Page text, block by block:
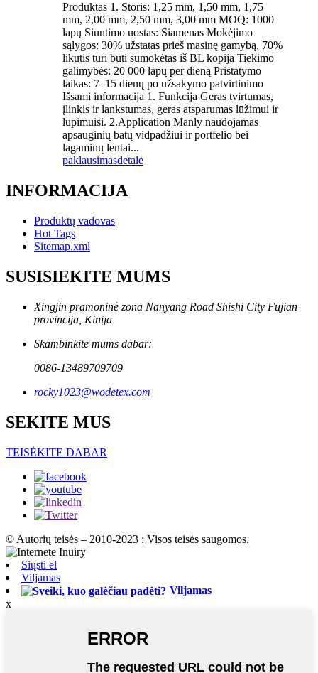
Produktas 1. Storis: 1,25 mm, 1,50 mm, 1,75
mm, 2,00 mm, 2,50 mm, 3,00 mm MOQ: 1000
lapų Siuntimo uostas: Siamenas Mokėjimo
sąlygos: 30% užstatas prieš masinę gamybą, 70%
likutis turi būti sumokėtas iš BL kopija Tiekimo
galimybės: 20 000 lapų per dieną Pristatymo
laikas: 7–15 dienų po užsakymo patvirtinimo
Išsami informacija 1. Funkcija Geras tvirtumas,
įlinkis ir lankstumas, geras atsparumas lūžimui ir
lupimuisi. 2.Application Manly naudojamas
apsauginių batų vidpadžiui ir portfelio bei
lagaminų lentai...
paklausimasdetalė
INFORMACIJA
Produktų vadovas
Hot Tags
Sitemap.xml
SUSISIEKITE MUMS
Xingjin pramoninė zona Nanyang Road Shishi City Fujian
provincija, Kinija
Skambinkite mums dabar:
0086-13489709709
rocky1023@wodetex.com
SEKITE MUS
TEISĖKITE DABAR
© Autorių teisės – 2010-2023 : Visos teisės saugomos.
Siųsti el
Viljamas
Viljamas
x